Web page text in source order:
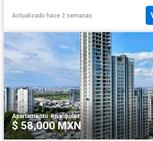
Actualizado hace 2 semanas
Apartamento·en alquiler
$ 58,000 MXN